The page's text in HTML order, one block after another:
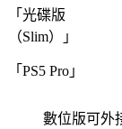
「 光碟版
（Slim）
」
「 PS5 Pro 」
數位版可外